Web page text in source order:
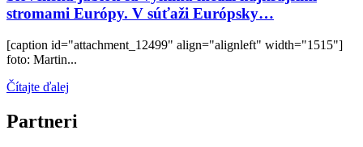
stromami Európy. V súťaži Európsky…
[caption id="attachment_12499" align="alignleft" width="1515"]
foto: Martin...
Čítajte ďalej
Partneri